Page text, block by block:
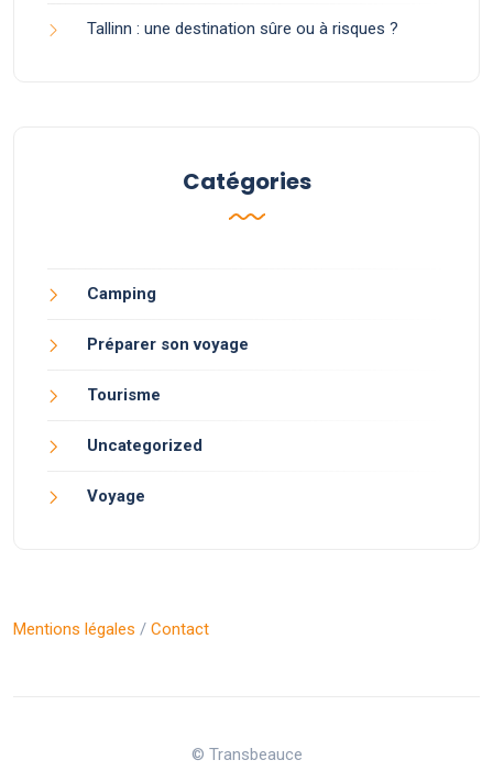
Tallinn : une destination sûre ou à risques ?
Catégories
Camping
Préparer son voyage
Tourisme
Uncategorized
Voyage
Mentions légales / Contact
© Transbeauce